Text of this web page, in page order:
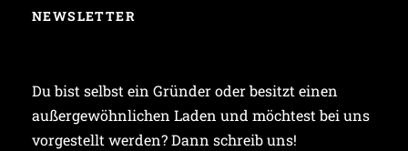
NEWSLETTER
Du bist selbst ein Gründer oder besitzt einen
außergewöhnlichen Laden und möchtest bei uns
vorgestellt werden? Dann schreib uns!